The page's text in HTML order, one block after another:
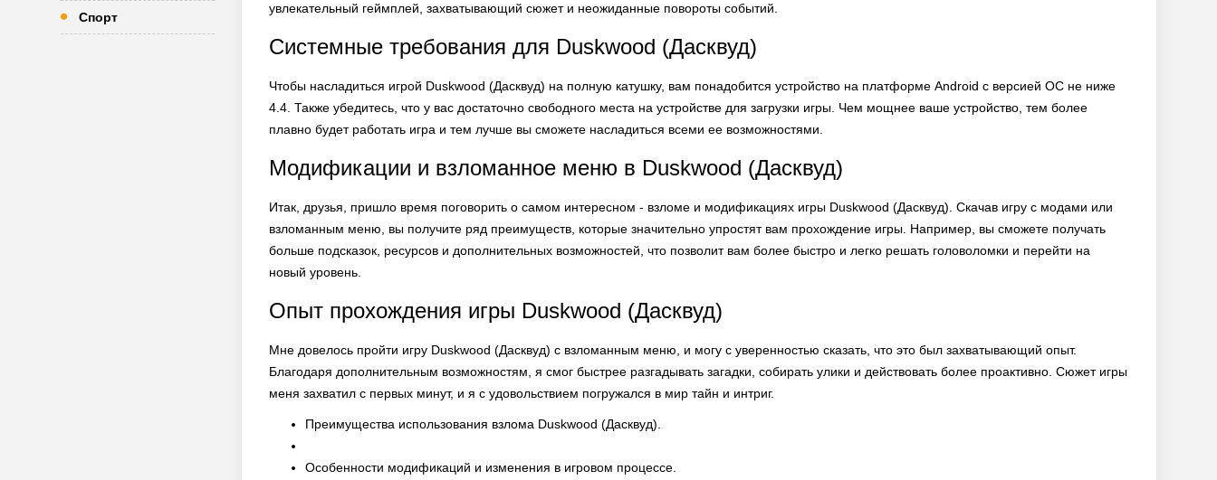
Спорт
увлекательный геймплей, захватывающий сюжет и неожиданные повороты событий.
Системные требования для Duskwood (Дасквуд)
Чтобы насладиться игрой Duskwood (Дасквуд) на полную катушку, вам понадобится устройство на платформе Android с версией ОС не ниже
4.4. Также убедитесь, что у вас достаточно свободного места на устройстве для загрузки игры. Чем мощнее ваше устройство, тем более
плавно будет работать игра и тем лучше вы сможете насладиться всеми ее возможностями.
Модификации и взломанное меню в Duskwood (Дасквуд)
Итак, друзья, пришло время поговорить о самом интересном - взломе и модификациях игры Duskwood (Дасквуд). Скачав игру с модами или
взломанным меню, вы получите ряд преимуществ, которые значительно упростят вам прохождение игры. Например, вы сможете получать
больше подсказок, ресурсов и дополнительных возможностей, что позволит вам более быстро и легко решать головоломки и перейти на
новый уровень.
Опыт прохождения игры Duskwood (Дасквуд)
Мне довелось пройти игру Duskwood (Дасквуд) с взломанным меню, и могу с уверенностью сказать, что это был захватывающий опыт.
Благодаря дополнительным возможностям, я смог быстрее разгадывать загадки, собирать улики и действовать более проактивно. Сюжет игры
меня захватил с первых минут, и я с удовольствием погружался в мир тайн и интриг.
Преимущества использования взлома Duskwood (Дасквуд).
Особенности модификаций и изменения в игровом процессе.